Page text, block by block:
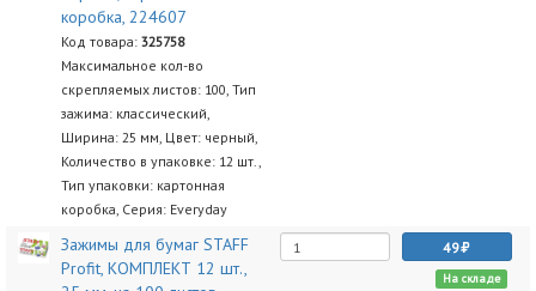
коробка, 224607
Код товара: 325758
Максимальное кол-во
скрепляемых листов: 100, Тип
зажима: классический,
Ширина: 25 мм, Цвет: черный,
Количество в упаковке: 12 шт.,
Тип упаковки: картонная
коробка, Серия: Everyday
Зажимы для бумаг STAFF
Profit, КОМПЛЕКТ 12 шт.,
49
На складе